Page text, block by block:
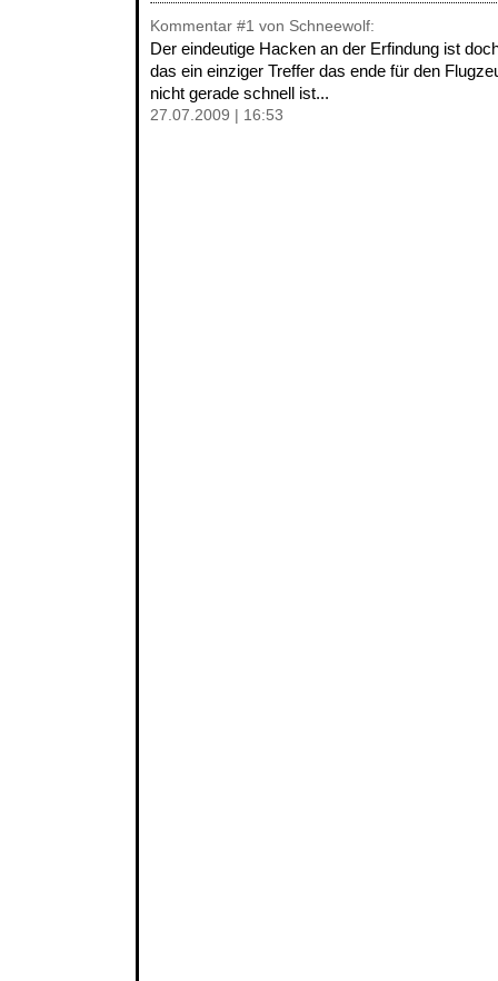
Kommentar #1 von Schneewolf:
Der eindeutige Hacken an der Erfindung ist
das ein einziger Treffer das ende für den
nicht gerade schnell ist...
27.07.2009 | 16:53